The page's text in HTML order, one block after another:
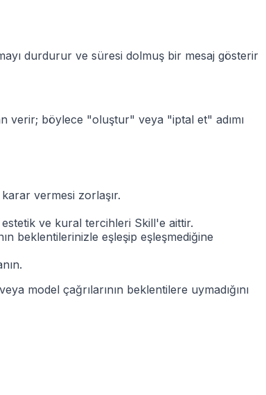
durdurur ve süresi dolmuş bir mesaj gösterir
verir; böylece "oluştur" veya "iptal et" adımı
vermesi zorlaşır.
ve kural tercihleri Skill'e aittir.
beklentilerinizle eşleşip eşleşmediğine
model çağrılarının beklentilere uymadığını